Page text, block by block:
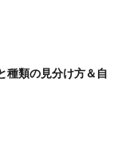
種類の見分け方＆自